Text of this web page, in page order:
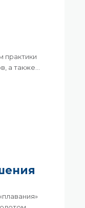
практики
а также